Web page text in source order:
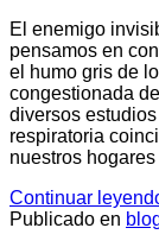
El enemigo
pensamos en
el humo gris de
congestionada
diversos
respiratoria
nuestros
Continuar
Publicado en